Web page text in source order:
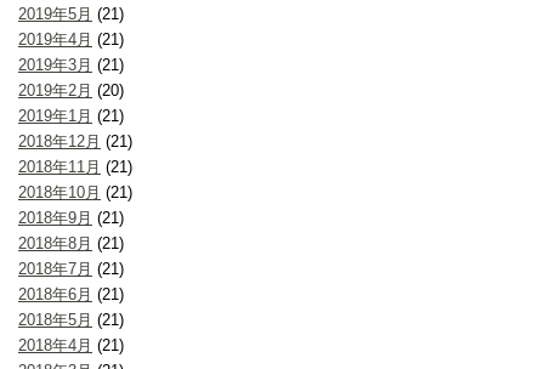
2019年5月 (21)
2019年4月 (21)
2019年3月 (21)
2019年2月 (20)
2019年1月 (21)
2018年12月 (21)
2018年11月 (21)
2018年10月 (21)
2018年9月 (21)
2018年8月 (21)
2018年7月 (21)
2018年6月 (21)
2018年5月 (21)
2018年4月 (21)